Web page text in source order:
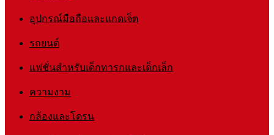
อุปกรณ์มือถือและแกดเจ็ต
รถยนต์
แฟชั่นสำหรับเด็กทารกและเด็กเล็ก
ความงาม
กล้องและโดรน